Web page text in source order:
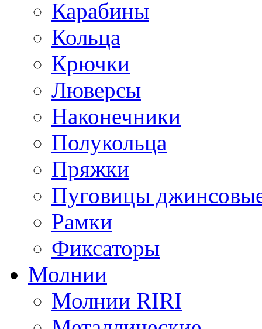
Карабины
Кольца
Крючки
Люверсы
Наконечники
Полукольца
Пряжки
Пуговицы
Рамки
Фиксаторы
Молнии
Молнии RIRI